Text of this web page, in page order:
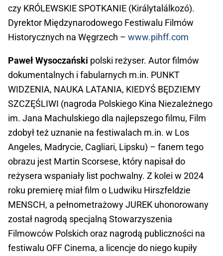
czy KRÓLEWSKIE SPOTKANIE (Királytalálkozó).
Dyrektor Międzynarodowego Festiwalu Filmów
Historycznych na Węgrzech – www.pihff.com
Paweł Wysoczański polski reżyser. Autor filmów
dokumentalnych i fabularnych m.in. PUNKT
WIDZENIA, NAUKA LATANIA, KIEDYŚ BĘDZIEMY
SZCZĘŚLIWI (nagroda Polskiego Kina Niezależnego
im. Jana Machulskiego dla najlepszego filmu, Film
zdobył też uznanie na festiwalach m.in. w Los
Angeles, Madrycie, Cagliari, Lipsku) – fanem tego
obrazu jest Martin Scorsese, który napisał do
reżysera wspaniały list pochwalny. Z kolei w 2024
roku premierę miał film o Ludwiku Hirszfeldzie
MENSCH, a pełnometrażowy JUREK uhonorowany
został nagrodą specjalną Stowarzyszenia
Filmowców Polskich oraz nagrodą publiczności na
festiwalu OFF Cinema, a licencje do niego kupiły